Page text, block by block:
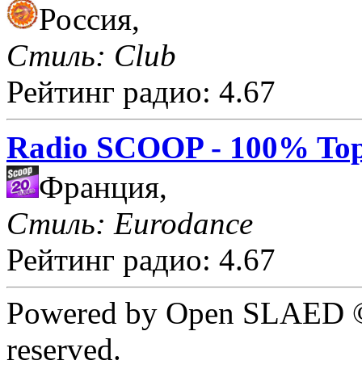
Россия,
Стиль: Club
Рейтинг радио: 4.67
Radio SCOOP - 100%
Франция,
Стиль: Eurodance
Рейтинг радио: 4.67
Powered by Open
reserved.